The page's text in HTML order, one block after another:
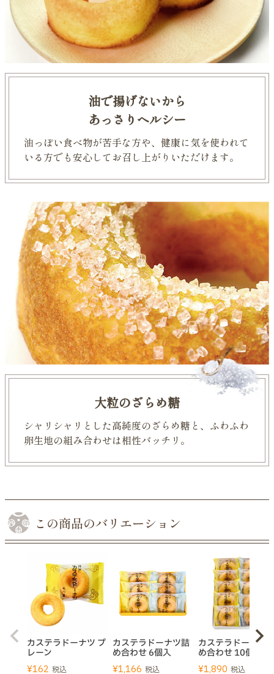
油で揚げないから
あっさりヘルシー
油っぽい食べ物が苦手な方や、 健康に気を使われて
いる方でも安心してお召し上がりいただけます。
大粒のざらめ糖
シャリシャリとした高純度のざらめ糖と、 ふわふわ
卵生地の組み合わせは相性バッチリ。
この商品のバリエーション
カステラドーナツ プ
レーン
¥162 税込
カステラドーナツ詰
め合わせ 6個入
¥1,166 税込
カステラドーナツ
め合わせ 10個入
¥1,890 税込